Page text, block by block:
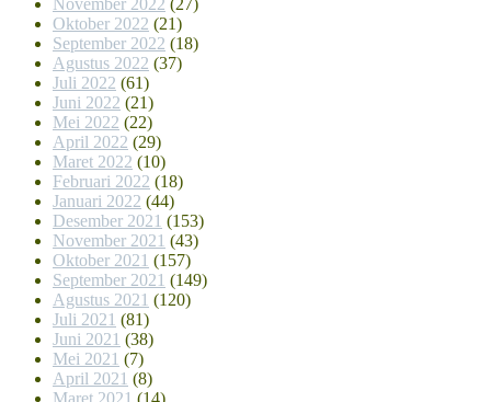
November 2022 (27)
Oktober 2022 (21)
September 2022 (18)
Agustus 2022 (37)
Juli 2022 (61)
Juni 2022 (21)
Mei 2022 (22)
April 2022 (29)
Maret 2022 (10)
Februari 2022 (18)
Januari 2022 (44)
Desember 2021 (153)
November 2021 (43)
Oktober 2021 (157)
September 2021 (149)
Agustus 2021 (120)
Juli 2021 (81)
Juni 2021 (38)
Mei 2021 (7)
April 2021 (8)